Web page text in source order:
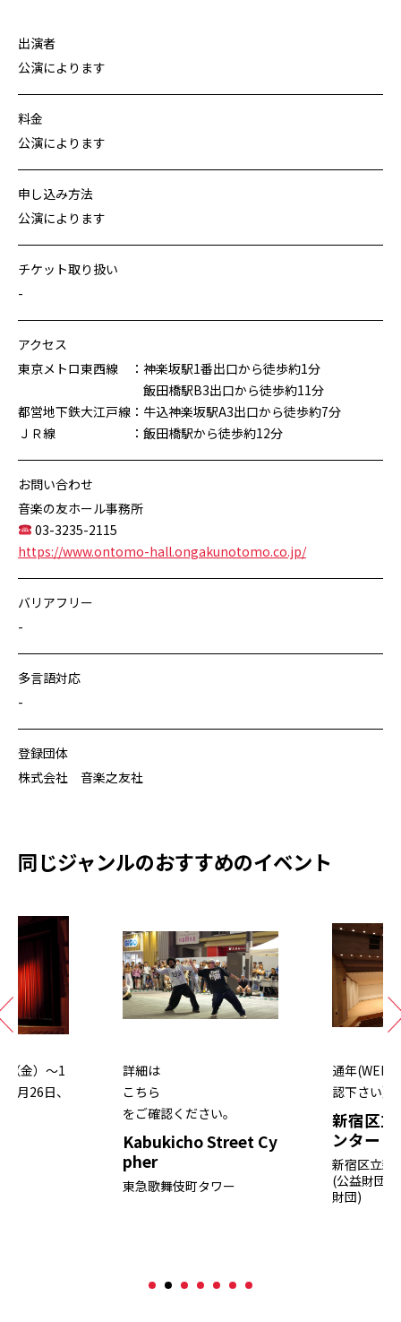
出演者
公演によります
料金
公演によります
申し込み方法
公演によります
チケット取り扱い
-
アクセス
東京メトロ東西線 ：神楽坂駅1番出口から徒歩約1分
飯田橋駅B3出口から徒歩約11分
都営地下鉄大江戸線：牛込神楽坂駅A3出口から徒歩約7分
ＪＲ線 ：飯田橋駅から徒歩約12分
お問い合わせ
音楽の友ホール事務所
03-3235-2115
https://www.ontomo-hall.ongakunotomo.co.jp/
バリアフリー
-
多言語対応
-
登録団体
株式会社 音楽之友社
同じジャンルのおすすめのイベント
（金）～1
月26日、
詳細は
こちら
をご確認ください。
Kabukicho Street Cy
pher
東急歌舞伎町タワー
通年(WEB
認下さい）
新宿区
ンター
新宿区立新
(公益財団
財団)